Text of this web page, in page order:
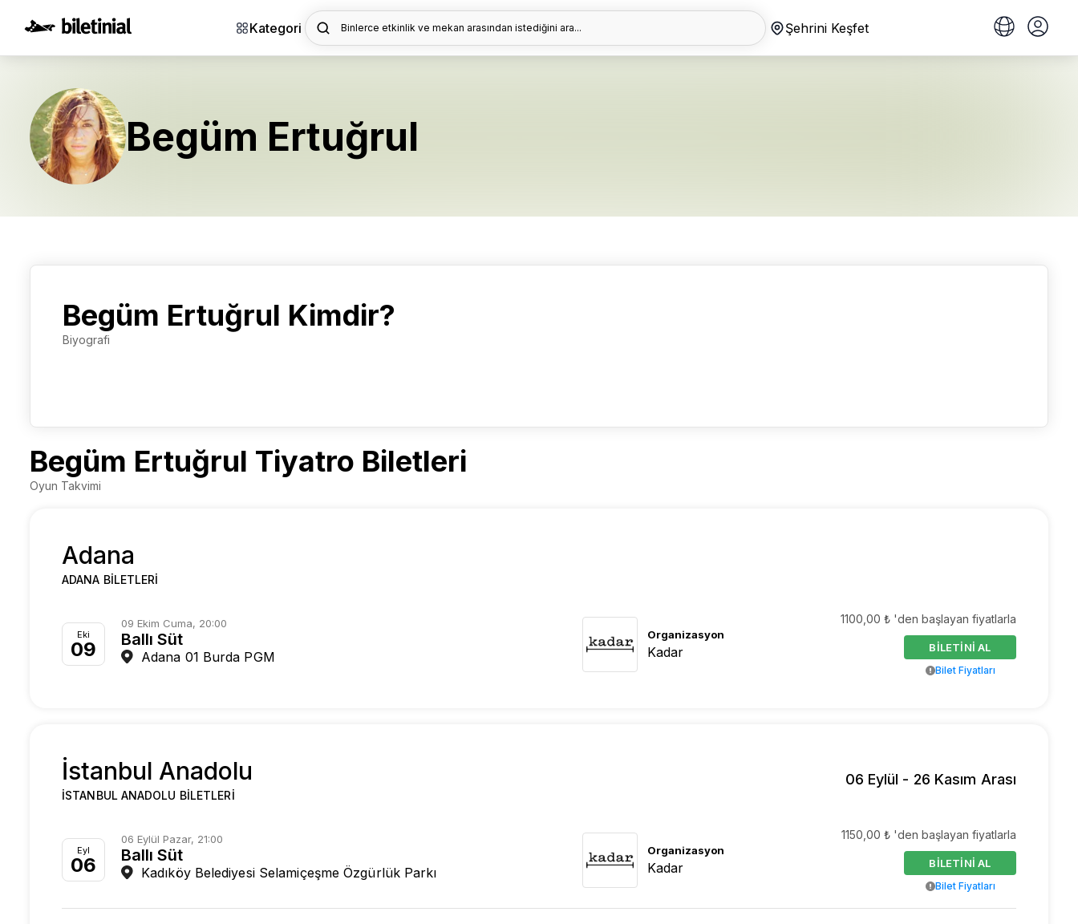
Kategori Binlerce etkinlik ve mekan arasından istediğini ara... Şehrini Keşfet
Begüm Ertuğrul
Begüm Ertuğrul Kimdir?
Biyografi
Begüm Ertuğrul Tiyatro Biletleri
Oyun Takvimi
Adana
ADANA BILETLERI
Eki
09
09 Ekim Cuma, 20:00
Ballı Süt
Adana 01 Burda PGM
Organizasyon
Kadar
1100,00 ₺ 'den başlayan fiyatlarla
BİLETİNİ AL
Bilet Fiyatları
İstanbul Anadolu
İSTANBUL ANADOLU BILETLERI
06 Eylül - 26 Kasım Arası
Eyl
06
06 Eylül Pazar, 21:00
Ballı Süt
Kadıköy Belediyesi Selamiçeşme Özgürlük Parkı
Organizasyon
Kadar
1150,00 ₺ 'den başlayan fiyatlarla
BİLETİNİ AL
Bilet Fiyatları